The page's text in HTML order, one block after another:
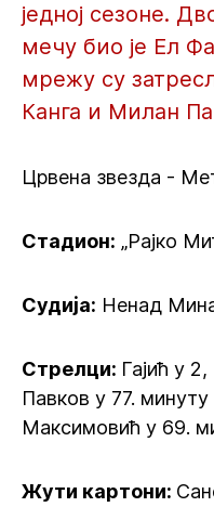
једној сезоне.
мечу био је Ел
мрежу су
Канга и Милан
Црвена звезда -
Стадион: „Рајко
Судија: Ненад
Стрелци: Гајић у
Павков у 77.
Максимовић у 69.
Жути картони: